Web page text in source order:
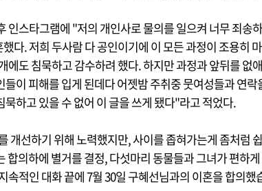
인스타그램에 "저의 개인사로 물의를 일으켜 너무 죄송
다. 저희 두사람 다 공인이기에 이 모든 과정이 조용히
에도 침묵하고 감수하려 했다. 하지만 과정과 앞뒤를 없
들이 피해를 입게 된데다 어젯밤 주취중 뭇여성들과 연
묵하고 있을 수 없어 이 글을 쓰게 됐다"라고 적었다.
개선하기 위해 노력했지만, 사이를 좁혀가는게 좀처럼
합의하에 별거를 결정, 다섯마리 동물들과 그녀가 편하
속적인 대화 끝에 7월 30일 구혜선님과의 이혼을 합의